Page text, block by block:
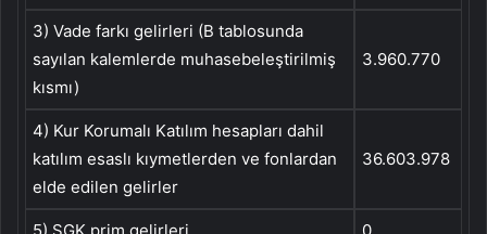
3) Vade farkı gelirleri (B tablosunda
sayılan kalemlerde muhasebeleştirilmiş
kısmı)
3.960.770
4) Kur Korumalı Katılım hesapları dahil
katılım esaslı kıymetlerden ve fonlardan
elde edilen gelirler
36.603.978